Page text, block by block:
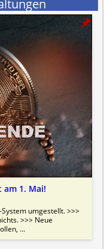
am 1. Mai!
umgestellt. >>>
>>> Neue
...